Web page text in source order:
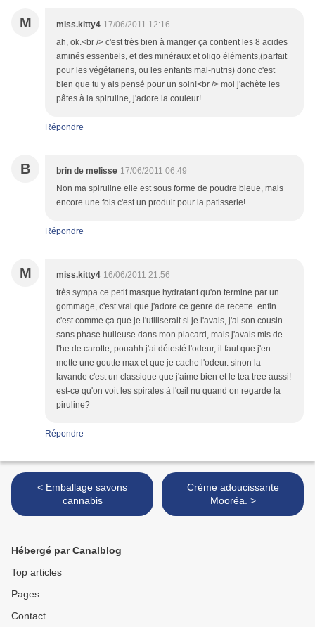
M miss.kitty4 17/06/2011 12:16
ah, ok.<br /> c'est très bien à manger ça contient les 8 acides
aminés essentiels, et des minéraux et oligo éléments,(parfait
pour les végétariens, ou les enfants mal-nutris) donc c'est
bien que tu y ais pensé pour un soin!<br /> moi j'achète les
pâtes à la spiruline, j'adore la couleur!
Répondre
B brin de melisse 17/06/2011 06:49
Non ma spiruline elle est sous forme de poudre bleue, mais
encore une fois c'est un produit pour la patisserie!
Répondre
M miss.kitty4 16/06/2011 21:56
très sympa ce petit masque hydratant qu'on termine par un
gommage, c'est vrai que j'adore ce genre de recette. enfin
c'est comme ça que je l'utiliserait si je l'avais, j'ai son cousin
sans phase huileuse dans mon placard, mais j'avais mis de
l'he de carotte, pouahh j'ai détesté l'odeur, il faut que j'en
mette une goutte max et que je cache l'odeur. sinon la
lavande c'est un classique que j'aime bien et le tea tree aussi!
est-ce qu'on voit les spirales à l'œil nu quand on regarde la
piruline?
Répondre
< Emballage savons
cannabis
Crème adoucissante
Mooréa. >
Hébergé par Canalblog
Top articles
Pages
Contact